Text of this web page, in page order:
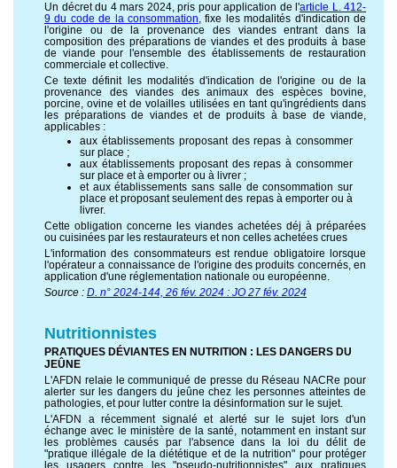
Un décret du 4 mars 2024, pris pour application de l'article L. 412-
9 du code de la consommation, fixe les modalités d'indication de
l'origine ou de la provenance des viandes entrant dans la
composition des préparations de viandes et des produits à base
de viande pour l'ensemble des établissements de restauration
commerciale et collective.
Ce texte définit les modalités d'indication de l'origine ou de la
provenance des viandes des animaux des espèces bovine,
porcine, ovine et de volailles utilisées en tant qu'ingrédients dans
les préparations de viandes et de produits à base de viande,
applicables :
aux établissements proposant des repas à consommer
sur place ;
aux établissements proposant des repas à consommer
sur place et à emporter ou à livrer ;
et aux établissements sans salle de consommation sur
place et proposant seulement des repas à emporter ou à
livrer.
Cette obligation concerne les viandes achetées déj à préparées
ou cuisinées par les restaurateurs et non celles achetées crues
L'information des consommateurs est rendue obligatoire lorsque
l'opérateur a connaissance de l'origine des produits concernés, en
application d'une réglementation nationale ou européenne.
Source : D. n° 2024-144, 26 fév. 2024 : JO 27 fév. 2024
Nutritionnistes
PRATIQUES DÉVIANTES EN NUTRITION : LES DANGERS DU
JEÛNE
L'AFDN relaie le communiqué de presse du Réseau NACRe pour
alerter sur les dangers du jeûne chez les personnes atteintes de
pathologies, et pour lutter contre la désinformation sur le sujet.
L'AFDN a récemment signalé et alerté sur le sujet lors d'un
échange avec le ministère de la santé, notamment en instant sur
les problèmes causés par l'absence dans la loi du délit de
"pratique illégale de la diététique et de la nutrition" pour protéger
les usagers contre les "pseudo-nutritionnistes" aux pratiques